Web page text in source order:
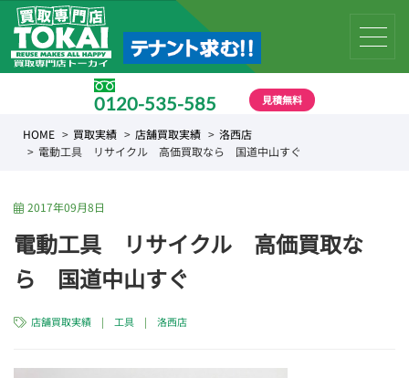
0120-535-585 見積無料
HOME 買取実績 店舗買取実績
洛西店
電動工具 リサイクル 高価買取なら 国道中山すぐ
2017年09月8日
電動工具 リサイクル 高価買取な
ら 国道中山すぐ
店舗買取実績 | 工具 |洛西店